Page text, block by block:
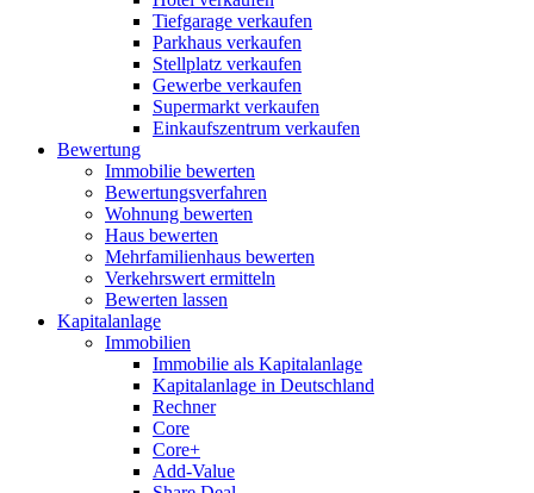
Tiefgarage verkaufen
Parkhaus verkaufen
Stellplatz verkaufen
Gewerbe verkaufen
Supermarkt verkaufen
Einkaufszentrum verkaufen
Bewertung
Immobilie bewerten
Bewertungsverfahren
Wohnung bewerten
Haus bewerten
Mehrfamilienhaus bewerten
Verkehrswert ermitteln
Bewerten lassen
Kapitalanlage
Immobilien
Immobilie als Kapitalanlage
Kapitalanlage in Deutschland
Rechner
Core
Core+
Add-Value